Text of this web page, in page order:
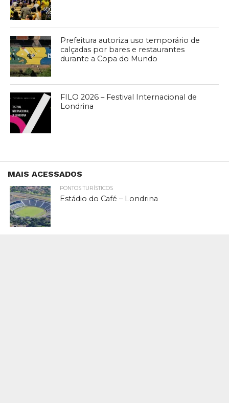
Prefeitura autoriza uso temporário de
calçadas por bares e restaurantes
durante a Copa do Mundo
FILO 2026 – Festival Internacional de
Londrina
MAIS ACESSADOS
PONTOS TURÍSTICOS
Estádio do Café – Londrina